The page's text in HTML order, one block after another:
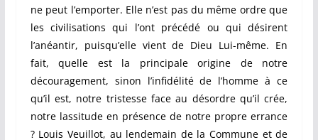
ne peut l’emporter. Elle n’est pas du même ordre que
les civilisations qui l’ont précédé ou qui désirent
l’anéantir, puisqu’elle vient de Dieu Lui-même. En
fait, quelle est la principale origine de notre
découragement, sinon l’infidélité de l’homme à ce
qu’il est, notre tristesse face au désordre qu’il crée,
notre lassitude en présence de notre propre errance
? Louis Veuillot, au lendemain de la Commune et de